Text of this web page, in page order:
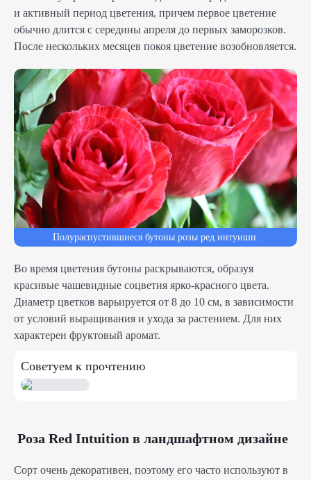
и активный период цветения, причем первое цветение
обычно длится с середины апреля до первых заморозков.
После нескольких месяцев покоя цветение возобновляется.
Полураспустившиеся бутоны розы ред интуишн.
Во время цветения бутоны раскрываются, образуя
красивые чашевидные соцветия ярко-красного цвета.
Диаметр цветков варьируется от 8 до 10 см, в зависимости
от условий выращивания и ухода за растением. Для них
характерен фруктовый аромат.
Советуем к прочтению
Роза Red Intuition в ландшафтном дизайне
Сорт очень декоративен, поэтому его часто используют в